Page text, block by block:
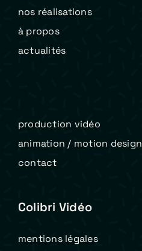
nos réalisations
à propos
actualités
production vidéo
animation / motion design
contact
Colibri Vidéo
mentions légales